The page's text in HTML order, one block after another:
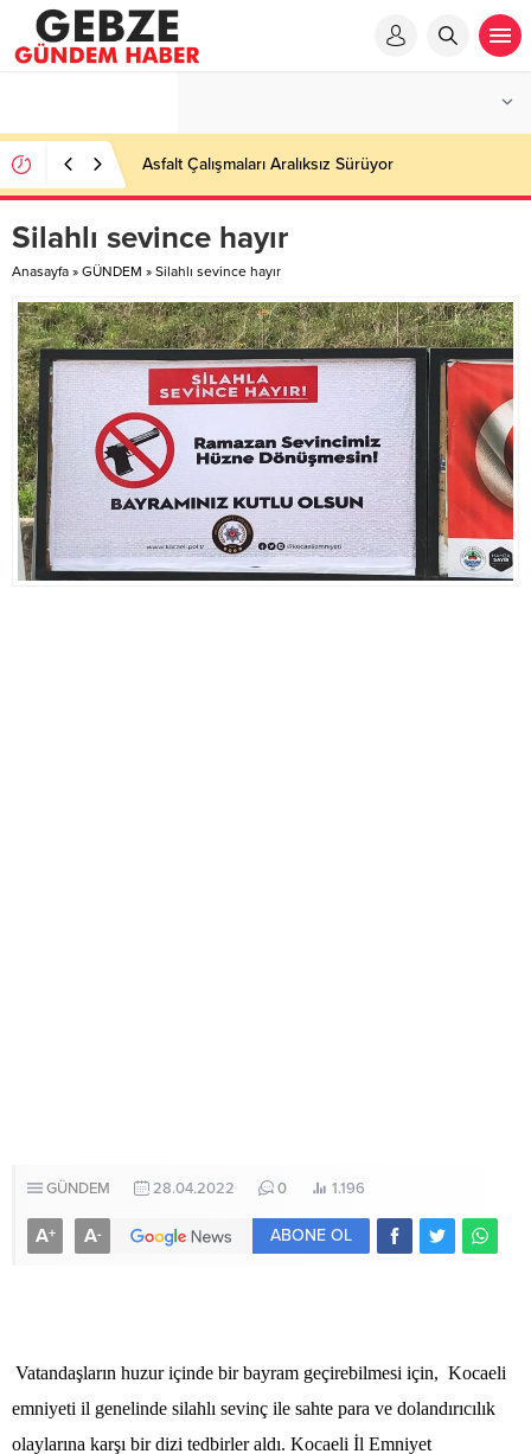
Silahlı sevince hayır
Anasayfa » GÜNDEM » Silahlı sevince hayır
GÜNDEM 28.04.2022 0 1.196
A+ A- ABONE OL
Vatandaşların huzur içinde bir bayram geçirebilmesi için, Kocaeli
emniyeti il genelinde silahlı sevinç ile sahte para ve dolandırıcılık
olaylarına karşı bir dizi tedbirler aldı. Kocaeli İl Emniyet